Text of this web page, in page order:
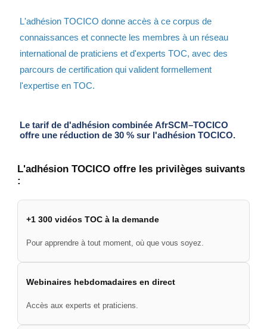
L'adhésion TOCICO donne accès à ce corpus de
connaissances et connecte les membres à un réseau
international de praticiens et d'experts TOC, avec des
parcours de certification qui valident formellement
l'expertise en TOC.
Le tarif de d'adhésion combinée AfrSCM–TOCICO
offre une réduction de 30 % sur l'adhésion TOCICO.
L'adhésion TOCICO offre les privilèges suivants
:
+1 300 vidéos TOC à la demande
Pour apprendre à tout moment, où que vous soyez.
Webinaires hebdomadaires en direct
Accès aux experts et praticiens.